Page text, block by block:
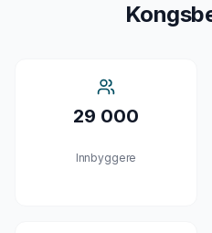
29 000
Innbyggere